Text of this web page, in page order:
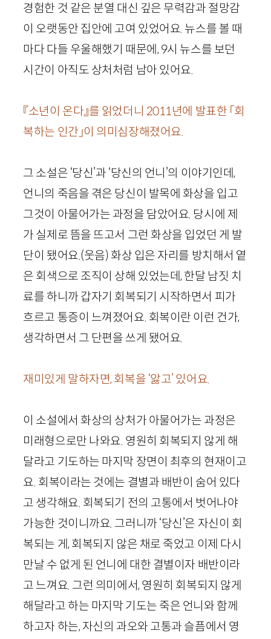
경험한 것 같은 분열 대신 깊은 무력감과 절망감
이 오랫동안 집안에 고여 있었어요. 뉴스를 볼 때
마다 다들 우울해했기 때문에,9시 뉴스를 보던
시간이 아직도 상처처럼 남아 있어요.
『소년이 온다』를 읽었더니 2011년에 발표한 「회
복하는 인간」이 의미심장해졌어요.
그 소설은 ‘당신’과 ‘당신의 언니’의 이야기인데,
언니의 죽음을 겪은 당신이 발목에 화상을 입고
그것이 아물어가는 과정을 담았어요. 당시에 제
가 실제로 뜸을 뜨고서 그런 화상을 입었던 게 발
단이 됐어요.(웃음) 화상 입은 자리를 방치해서 옅
은 회색으로 조직이 상해 있었는데, 한달 남짓 치
료를 하니까 갑자기 회복되기 시작하면서 피가
흐르고 통증이 느껴졌어요. 회복이란 이런 건가,
생각하면서 그 단편을 쓰게 됐어요.
재미있게 말하자면, 회복을 ‘앓고’ 있어요.
이 소설에서 화상의 상처가 아물어가는 과정은
미래형으로만 나와요. 영원히 회복되지 않게 해
달라고 기도하는 마지막 장면이 최후의 현재이고
요. 회복이라는 것에는 결별과 배반이 숨어 있다
고 생각해요. 회복되기 전의 고통에서 벗어나야
가능한 것이니까요. 그러니까 ‘당신’은 자신이 회
복되는 게, 회복되지 않은 채로 죽었고 이제 다시
만날 수 없게 된 언니에 대한 결별이자 배반이라
고 느껴요. 그런 의미에서, 영원히 회복되지 않게
해달라고 하는 마지막 기도는 죽은 언니와 함께
하고자 하는, 자신의 과오와 고통과 슬픔에서 영